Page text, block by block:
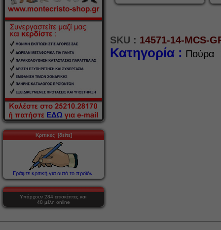
Κριτικές [δείτε]
Γράψτε κριτική για αυτό το προϊόν.
Υπάρχουν 284 επισκέπτες και
48 μέλη online
SKU : 14571-14-MCS-
Κατηγορία : Πούρα